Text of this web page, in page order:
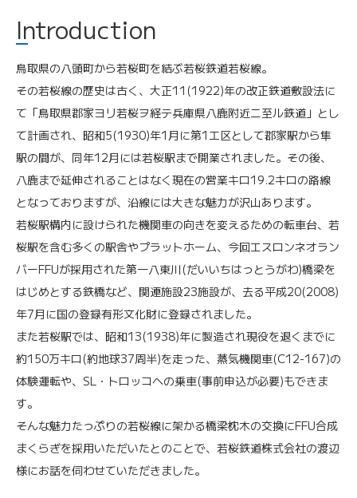
Introduction
鳥取県の八頭町から若桜町を結ぶ若桜鉄道若桜線。
その若桜線の歴史は古く、大正11(1922)年の改正鉄道敷設法に
て「鳥取県郡家ヨリ若桜ヲ経テ兵庫県八鹿附近ニ至ル鉄道」とし
て計画され、昭和5(1930)年1月に第1工区として郡家駅から隼
駅の間が、同年12月には若桜駅まで開業されました。その後、
八鹿まで延伸されることはなく現在の営業キロ19.2キロの路線
となっておりますが、沿線には大きな魅力が沢山あります。
若桜駅構内に設けられた機関車の向きを変えるための転車台、若
桜駅を含む多くの駅舎やプラットホーム、今回エスロンネオラン
バーFFUが採用された第一八東川(だいいちはっとうがわ)橋梁を
はじめとする鉄橋など、関連施設23施設が、去る平成20(2008)
年7月に国の登録有形文化財に登録されました。
また若桜駅では、昭和13(1938)年に製造され現役を退くまでに
約150万キロ(約地球37周半)を走った、蒸気機関車(C12-167)の
体験運転や、SL・トロッコへの乗車(事前申込が必要)もできま
す。
そんな魅力たっぷりの若桜線に架かる橋梁枕木の交換にFFU合成
まくらぎを採用いただいたとのことで、若桜鉄道株式会社の渡辺
様にお話を伺わせていただきました。